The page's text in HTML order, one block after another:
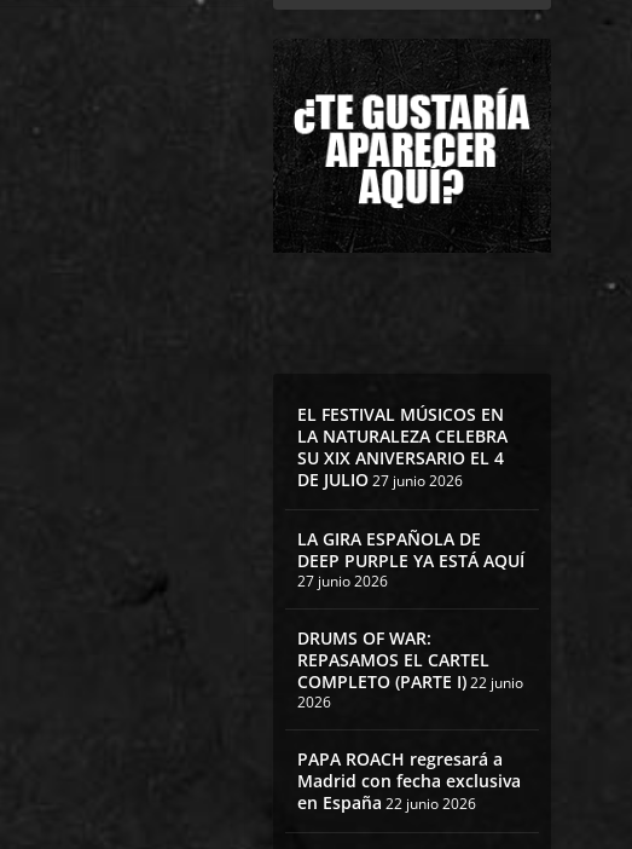
EL FESTIVAL MÚSICOS EN
LA NATURALEZA CELEBRA
SU XIX ANIVERSARIO EL 4
DE JULIO27 junio 2026
LA GIRA ESPAÑOLA DE
DEEP PURPLE YA ESTÁ AQUÍ
27 junio 2026
DRUMS OF WAR:
REPASAMOS EL CARTEL
COMPLETO (PARTE I)22 junio
2026
PAPA ROACH regresará a
Madrid con fecha exclusiva
en España 22 junio 2026